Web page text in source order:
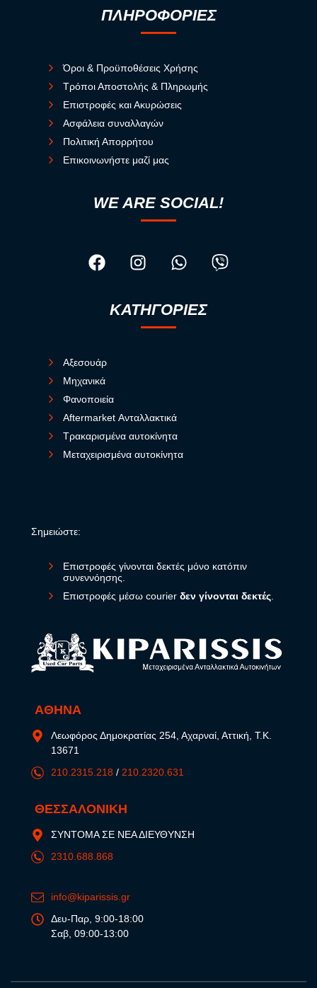
ΠΛΗΡΟΦΟΡΙΕΣ
Όροι & Προϋποθέσεις Χρήσης
Τρόποι Αποστολής & Πληρωμής
Επιστροφές και Ακυρώσεις
Ασφάλεια συναλλαγών
Πολιτική Απορρήτου
Επικοινωνήστε μαζί μας
WE ARE SOCIAL!
ΚΑΤΗΓΟΡΙΕΣ
Αξεσουάρ
Μηχανικά
Φανοποιεία
Aftermarket Ανταλλακτικά
Τρακαρισμένα αυτοκίνητα
Μεταχειρισμένα αυτοκίνητα
Σημειώστε:
Επιστροφές γίνονται δεκτές μόνο κατόπιν
συνεννόησης.
Επιστροφές μέσω courier δεν γίνονται δεκτές
ΑΘΗΝΑ
Λεωφόρος Δημοκρατίας 254, Αχαρναί, Αττική, Τ.Κ.
13671
210.2315.218 / 210.2320.631
ΘΕΣΣΑΛΟΝΙΚΗ
ΣΥΝΤΟΜΑ ΣΕ ΝΕΑ ΔΙΕΥΘΥΝΣΗ
2310.688.868
info@kiparissis.gr
Δευ-Παρ, 9:00-18:00
Σαβ, 09:00-13:00